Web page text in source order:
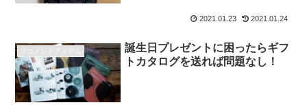
2021.01.23 2021.01.24
リコメンドアイテム
誕生日プレゼントに困ったらギフ
トカタログを送れば問題なし！